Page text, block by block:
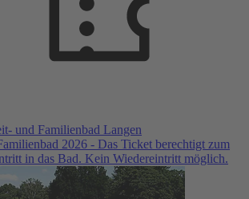
und Familienbad Langen
2026 - Das Ticket berechtigt zum
in das Bad. Kein Wiedereintritt möglich.